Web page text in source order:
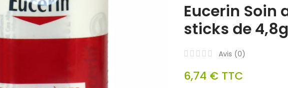
Eucerin Soin
sticks de 4,8g
Avis (0)
6,74 € TTC